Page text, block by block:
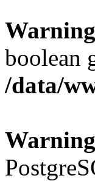
Warning
boolean
/data/
Warning